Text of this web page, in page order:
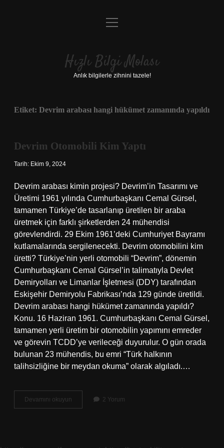
Anasayfa
Yasal Uyarı
menüyü
Hızlı Bilgi Molası
Anlık bilgilerle zihnini tazele!
Etiket: Devrim arabası hangi hükümet zamanında yapıldı
Devrim Otomobili Kim Yaptı
Tarih: Ekim 9, 2024
Devrim arabası kimin projesi? Devrim’in Tasarımı ve
Üretimi 1961 yılında Cumhurbaşkanı Cemal Gürsel,
tamamen Türkiye’de tasarlanıp üretilen bir araba
üretmek için farklı şirketlerden 24 mühendisi
görevlendirdi. 29 Ekim 1961’deki Cumhuriyet Bayramı
kutlamalarında sergilenecekti. Devrim otomobilini kim
üretti? Türkiye’nin yerli otomobili “Devrim”, dönemin
Cumhurbaşkanı Cemal Gürsel’in talimatıyla Devlet
Demiryolları ve Limanlar İşletmesi (DDY) tarafından
Eskişehir Demiryolu Fabrikası’nda 129 günde üretildi.
Devrim arabası hangi hükümet zamanında yapıldı?
Konu. 16 Haziran 1961. Cumhurbaşkanı Cemal Gürsel,
tamamen yerli üretim bir otomobilin yapımını emreder
ve görevin TCDD’ye verileceği duyurulur. O gün orada
bulunan 23 mühendis, bu emri “Türk halkının
talihsizliğine bir meydan okuma” olarak algıladı.…
Devamını okuyun
Otomobili
2 Yorum